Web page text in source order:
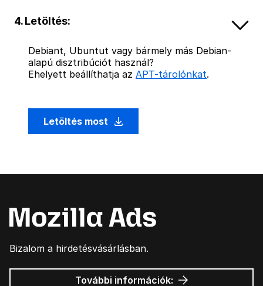
4. Letöltés:
Debiant, Ubuntut vagy bármely más Debian-
alapú disztribúciót használ?
Ehelyett beállíthatja az APT-tárolónkat.
Letöltés most
Bizalom a hirdetésvásárlásban.
További információk: Mozilla